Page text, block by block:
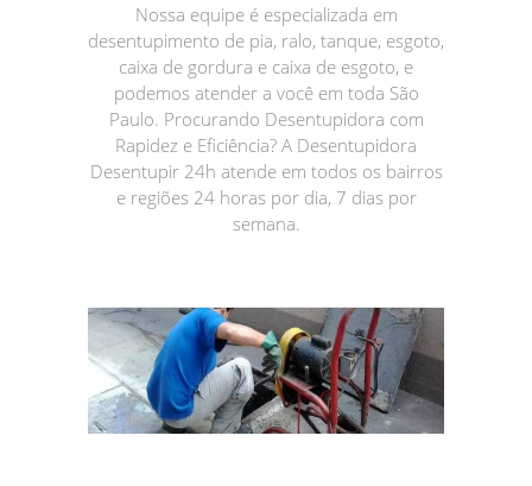
Nossa equipe é especializada em
desentupimento de pia, ralo, tanque, esgoto,
caixa de gordura e caixa de esgoto, e
podemos atender a você em toda São
Paulo. Procurando Desentupidora com
Rapidez e Eficiência? A Desentupidora
Desentupir 24h atende em todos os bairros
e regiões 24 horas por dia, 7 dias por
semana.